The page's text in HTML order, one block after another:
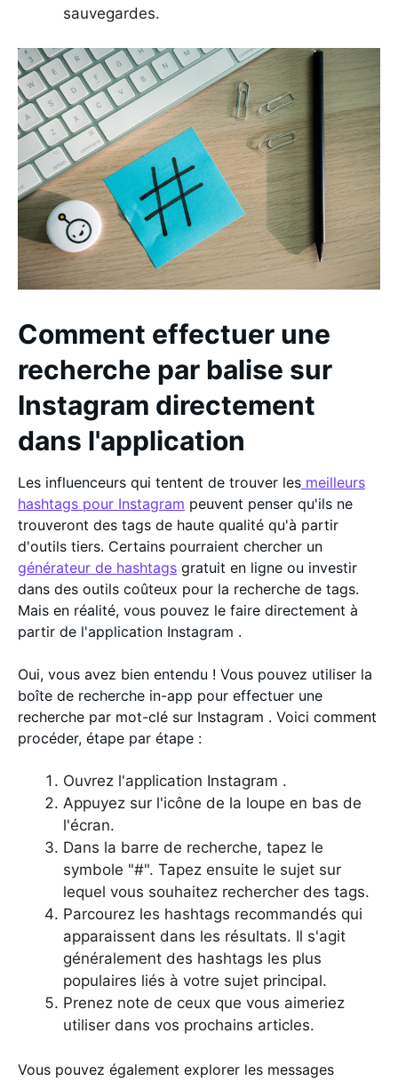
sauvegardes.
Comment effectuer une
recherche par balise sur
Instagram directement
dans l'application
Les influenceurs qui tentent de trouver les meilleurs
hashtags pour Instagram peuvent penser qu'ils ne
trouveront des tags de haute qualité qu'à partir
d'outils tiers. Certains pourraient chercher un
générateur de hashtags gratuit en ligne ou investir
dans des outils coûteux pour la recherche de tags.
Mais en réalité, vous pouvez le faire directement à
partir de l'application Instagram .
Oui, vous avez bien entendu ! Vous pouvez utiliser la
boîte de recherche in-app pour effectuer une
recherche par mot-clé sur Instagram . Voici comment
procéder, étape par étape :
Ouvrez l'application Instagram .
Appuyez sur l'icône de la loupe en bas de
l'écran.
Dans la barre de recherche, tapez le
symbole "#". Tapez ensuite le sujet sur
lequel vous souhaitez rechercher des tags.
Parcourez les hashtags recommandés qui
apparaissent dans les résultats. Il s'agit
généralement des hashtags les plus
populaires liés à votre sujet principal.
Prenez note de ceux que vous aimeriez
utiliser dans vos prochains articles.
Vous pouvez également explorer les messages